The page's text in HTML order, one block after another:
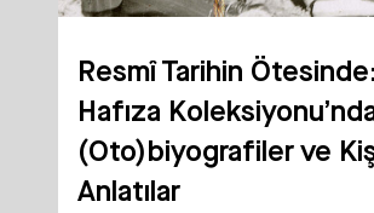
Resmî Tarihin
Hafıza
(Oto)biyografiler ve
Anlatılar